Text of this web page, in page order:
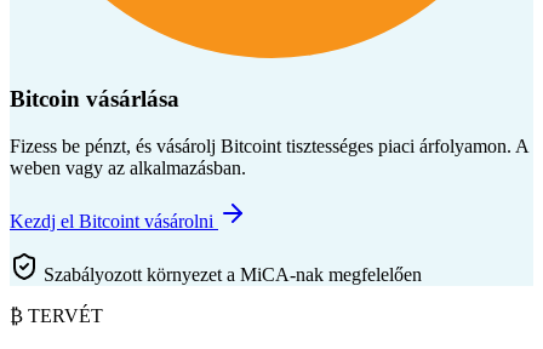
Bitcoin vásárlása
Fizess be pénzt, és vásárolj Bitcoint tisztességes piaci árfolyamon. A
weben vagy az alkalmazásban.
Kezdj el Bitcoint vásárolni
Szabályozott környezet a MiCA-nak megfelelően
₿ TERVÉT